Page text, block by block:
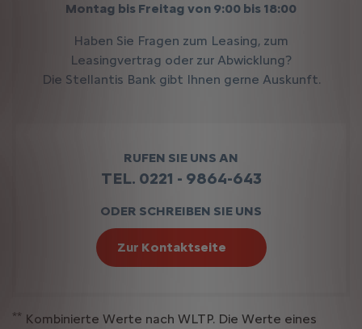
Montag bis Freitag von 9:00 bis 18:00
Haben Sie Fragen zum Leasing, zum
Leasingvertrag oder zur Abwicklung?
Die Stellantis Bank gibt Ihnen gerne Auskunft.
RUFEN SIE UNS AN
TEL. 0221 - 9864-643
ODER SCHREIBEN SIE UNS
Zur Kontaktseite
** Kombinierte Werte nach WLTP. Die Werte eines